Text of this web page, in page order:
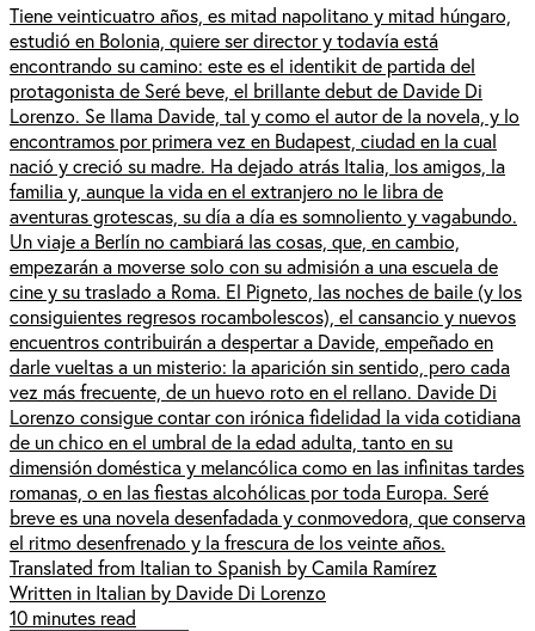
Tiene veinticuatro años, es mitad napolitano y mitad húngaro,
estudió en Bolonia, quiere ser director y todavía está
encontrando su camino: este es el identikit de partida del
protagonista de Seré beve, el brillante debut de Davide Di
Lorenzo. Se llama Davide, tal y como el autor de la novela, y lo
encontramos por primera vez en Budapest, ciudad en la cual
nació y creció su madre. Ha dejado atrás Italia, los amigos, la
familia y, aunque la vida en el extranjero no le libra de
aventuras grotescas, su día a día es somnoliento y vagabundo.
Un viaje a Berlín no cambiará las cosas, que, en cambio,
empezarán a moverse solo con su admisión a una escuela de
cine y su traslado a Roma. El Pigneto, las noches de baile (y los
consiguientes regresos rocambolescos), el cansancio y nuevos
encuentros contribuirán a despertar a Davide, empeñado en
darle vueltas a un misterio: la aparición sin sentido, pero cada
vez más frecuente, de un huevo roto en el rellano. Davide Di
Lorenzo consigue contar con irónica fidelidad la vida cotidiana
de un chico en el umbral de la edad adulta, tanto en su
dimensión doméstica y melancólica como en las infinitas tardes
romanas, o en las fiestas alcohólicas por toda Europa. Seré
breve es una novela desenfadada y conmovedora, que conserva
el ritmo desenfrenado y la frescura de los veinte años.
Translated from Italian to Spanish by Camila Ramírez
Written in Italian by Davide Di Lorenzo
10 minutes read